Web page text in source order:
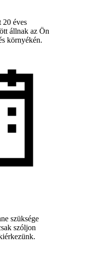
20 éves
állnak az Ön
környékén.
szüksége
szóljon